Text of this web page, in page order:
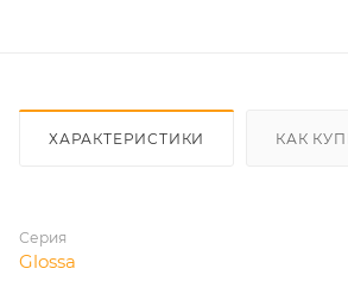
ХАРАКТЕРИСТИКИ КАК
Серия
Glossa